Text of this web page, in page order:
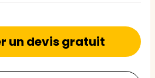
un devis gratuit